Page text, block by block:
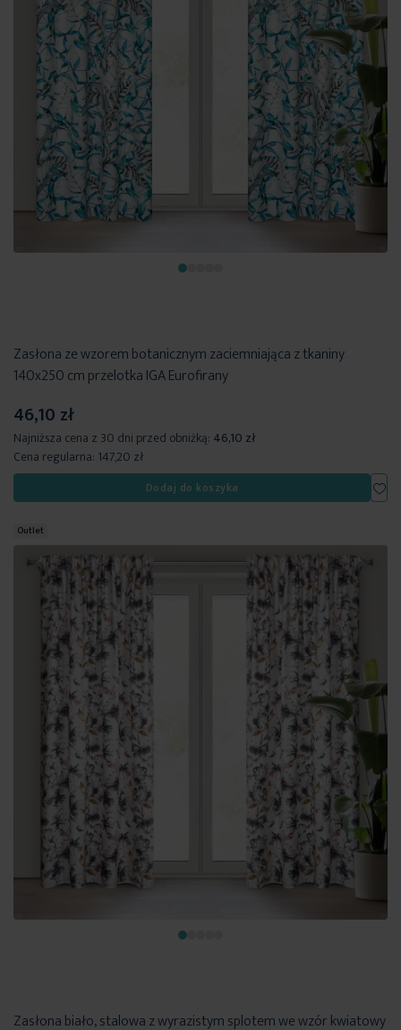
Zasłona ze wzorem botanicznym zaciemniająca z tkaniny
140x250 cm przelotka IGA Eurofirany
46,10 zł
Najniższa cena z 30 dni przed obniżką: 46,10 zł
Cena regularna: 147,20 zł
Dodaj do koszyka
Outlet
Zasłona biało, stalowa z wyrazistym splotem we wzór kwiatowy